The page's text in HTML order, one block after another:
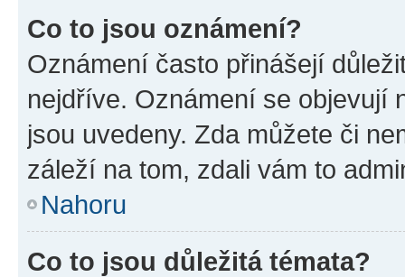
Co to jsou oznámení?
Oznámení často přinášejí
nejdříve. Oznámení se objevují
jsou uvedeny. Zda můžete či
záleží na tom, zdali vám to
Nahoru
Co to jsou důležitá témata?